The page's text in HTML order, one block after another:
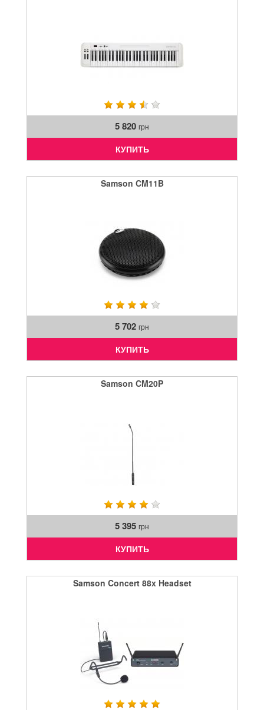
5 820 грн
КУПИТЬ
Samson CM11B
5 702 грн
КУПИТЬ
Samson CM20P
5 395 грн
КУПИТЬ
Samson Concert 88x Headset